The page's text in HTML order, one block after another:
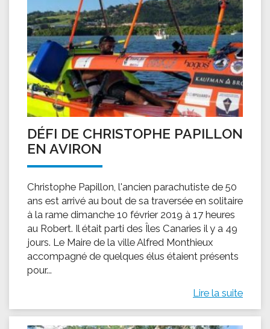
DÉFI DE CHRISTOPHE PAPILLON
EN AVIRON
Christophe Papillon, l'ancien parachutiste de 50
ans est arrivé au bout de sa traversée en solitaire
à la rame dimanche 10 février 2019 à 17 heures
au Robert. Il était parti des Îles Canaries il y a 49
jours. Le Maire de la ville Alfred Monthieux
accompagné de quelques élus étaient présents
pour...
Lire la suite